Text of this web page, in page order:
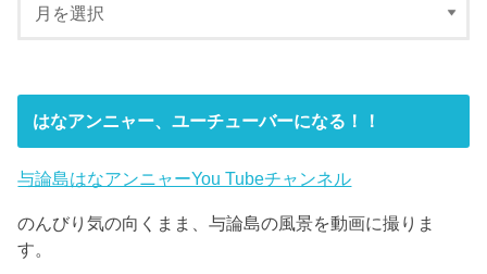
はなアンニャー、ユーチューバーになる！！
与論島はなアンニャーYou Tubeチャンネル
のんびり気の向くまま、与論島の風景を動画に撮りま
す。